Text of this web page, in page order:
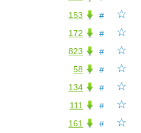
☆
#
153
☆
#
172
☆
#
823
☆
#
58
☆
#
134
☆
#
111
☆
#
161